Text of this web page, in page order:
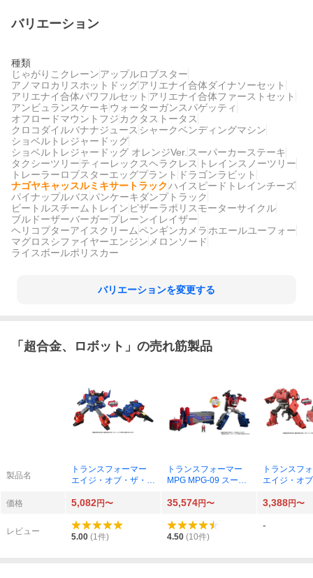
バリエーション
種類
じゃがりこクレーンアップルロブスター
アノマロカリスホットドッグアリエナイ合体ダイナソーセット
アリエナイ合体パワフルセット アリエナイ合体ファーストセット
アンビュランスケーキ ウォーターガンスパゲッティ
オフロードマウントフジ カクタストータス
クロコダイルバナナジュース シャークベンディングマシン
ショベルトレジャードッグ
ショベルトレジャードッグ オレンジVer. スーパーカーステーキ
タクシーツリーティーレックスヘラクレス トレインスノーツリー
トレーラーロブスターエッグプラント ドラゴンラビット
ナゴヤキャッスルミキサートラックハイスピードトレインチーズ
パイナップルバス パンケーキダンプトラック
ビートルスチームトレイン ピザーラポリスモーターサイクル
ブルドーザーバーガープレーンイレイザー
ヘリコプターアイスクリームペンギンカメラ ホエールユーフォー
マグロスシファイヤーエンジン メロンソード
ライスボールポリスカー
バリエーションを変更する
「 超合金、ロボット 」の売れ筋製品
製品名
トランスフォーマー
エイジ・オブ・ザ・プ
サスプライム
トランスフォーマー
MPG MPG-09 スーパ
トランスフ
エイジ・オ
フジャンパ
価格 5,082円〜 35,574円〜 3,388円〜
レビュー
5.00 (1件) 4.50 (10件)
-